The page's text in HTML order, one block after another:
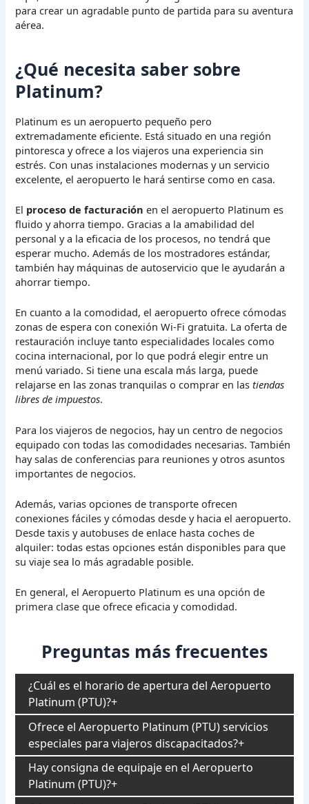
para crear un agradable punto de partida para su aventura
aérea.
¿Qué necesita saber sobre
Platinum?
Platinum es un aeropuerto pequeño pero
extremadamente eficiente. Está situado en una región
pintoresca y ofrece a los viajeros una experiencia sin
estrés. Con unas instalaciones modernas y un servicio
excelente, el aeropuerto le hará sentirse como en casa.
El proceso de facturación en el aeropuerto Platinum es
fluido y ahorra tiempo. Gracias a la amabilidad del
personal y a la eficacia de los procesos, no tendrá que
esperar mucho. Además de los mostradores estándar,
también hay máquinas de autoservicio que le ayudarán a
ahorrar tiempo.
En cuanto a la comodidad, el aeropuerto ofrece cómodas
zonas de espera con conexión Wi-Fi gratuita. La oferta de
restauración incluye tanto especialidades locales como
cocina internacional, por lo que podrá elegir entre un
menú variado. Si tiene una escala más larga, puede
relajarse en las zonas tranquilas o comprar en lastiendas
libres de impuestos.
Para los viajeros de negocios, hay un centro de negocios
equipado con todas las comodidades necesarias. También
hay salas de conferencias para reuniones y otros asuntos
importantes de negocios.
Además, varias opciones de transporte ofrecen
conexiones fáciles y cómodas desde y hacia el aeropuerto.
Desde taxis y autobuses de enlace hasta coches de
alquiler: todas estas opciones están disponibles para que
su viaje sea lo más agradable posible.
En general, el Aeropuerto Platinum es una opción de
primera clase que ofrece eficacia y comodidad.
Preguntas más frecuentes
¿Cuál es el horario de apertura del Aeropuerto
Platinum (PTU)?
Ofrece el Aeropuerto Platinum (PTU) servicios
especiales para viajeros discapacitados?
Hay consigna de equipaje en el Aeropuerto
Platinum (PTU)?